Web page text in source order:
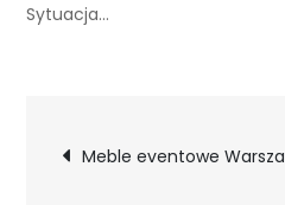
Sytuacja…
Meble eventowe